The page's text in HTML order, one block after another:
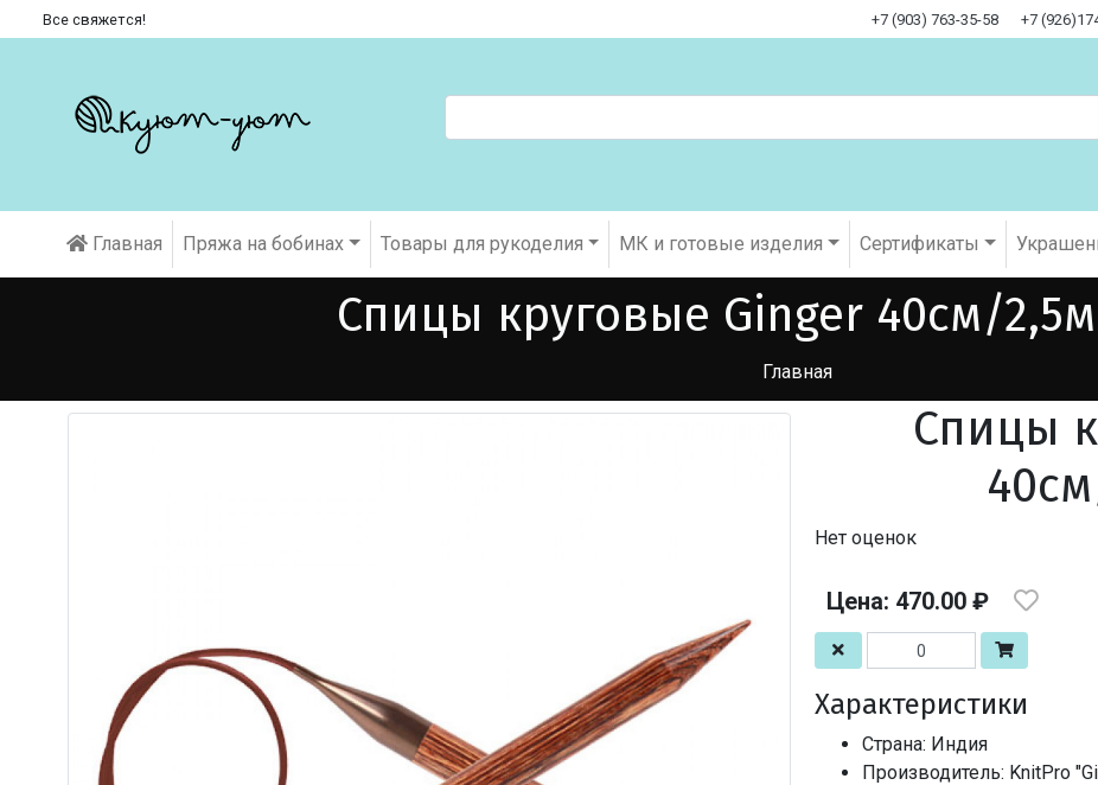
Все свяжется! +7 (903) 763-35-58 +7
Главная Пряжа на бобинах Товары для рукоделия МК и готовые изделия Cертификаты
Спицы круговые Ginger 40см/
Главная
Спицы
Нет оценок
Цена: 470.00 ₽
Характеристики
Страна: Индия
Производитель: KnitPro